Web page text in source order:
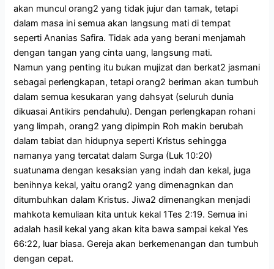
akan muncul orang2 yang tidak jujur dan tamak, tetapi
dalam masa ini semua akan langsung mati di tempat
seperti Ananias Safira. Tidak ada yang berani menjamah
dengan tangan yang cinta uang, langsung mati.
Namun yang penting itu bukan mujizat dan berkat2 jasmani
sebagai perlengkapan, tetapi orang2 beriman akan tumbuh
dalam semua kesukaran yang dahsyat (seluruh dunia
dikuasai Antikirs pendahulu). Dengan perlengkapan rohani
yang limpah, orang2 yang dipimpin Roh makin berubah
dalam tabiat dan hidupnya seperti Kristus sehingga
namanya yang tercatat dalam Surga (Luk 10:20)
suatunama dengan kesaksian yang indah dan kekal, juga
benihnya kekal, yaitu orang2 yang dimenagnkan dan
ditumbuhkan dalam Kristus. Jiwa2 dimenangkan menjadi
mahkota kemuliaan kita untuk kekal 1Tes 2:19. Semua ini
adalah hasil kekal yang akan kita bawa sampai kekal Yes
66:22, luar biasa. Gereja akan berkemenangan dan tumbuh
dengan cepat.